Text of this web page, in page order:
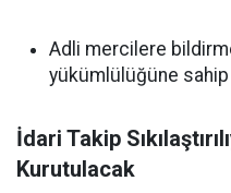
Adli mercilere
yükümlülüğüne
İdari Takip
Kurutulacak